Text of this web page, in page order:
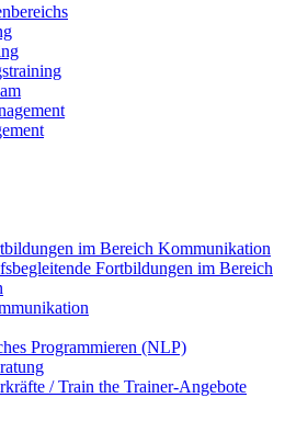
im Bereich Kommunikation
Fortbildungen im Bereich
Programmieren (NLP)
/ Train the Trainer-Angebote